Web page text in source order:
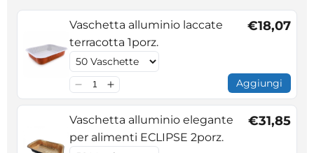
Vaschetta alluminio laccate
terracotta 1porz.
€18,07
Aggiungi
Vaschetta alluminio elegante
per alimenti ECLIPSE 2porz.
€31,85